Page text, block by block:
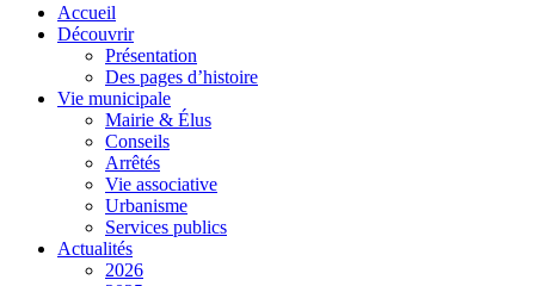
Accueil
Découvrir
Présentation
Des pages d’histoire
Vie municipale
Mairie & Élus
Conseils
Arrêtés
Vie associative
Urbanisme
Services publics
Actualités
2026